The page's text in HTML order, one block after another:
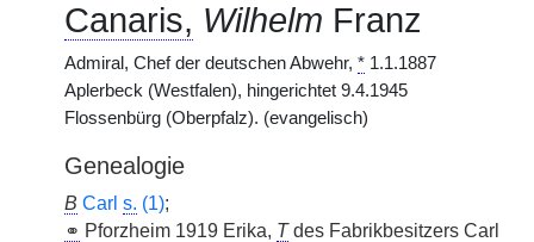
Canaris, Wilhelm Franz
Admiral, Chef der deutschen Abwehr, * 1.1.1887
Aplerbeck (Westfalen), hingerichtet 9.4.1945
Flossenbürg (Oberpfalz). (evangelisch)
Genealogie
B Carl s. (1);
⚭ Pforzheim 1919 Erika, Tdes Fabrikbesitzers Carl